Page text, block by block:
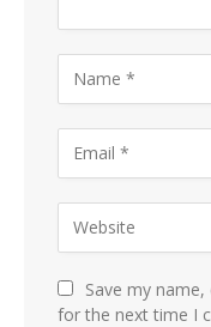
Save my
for the next time I